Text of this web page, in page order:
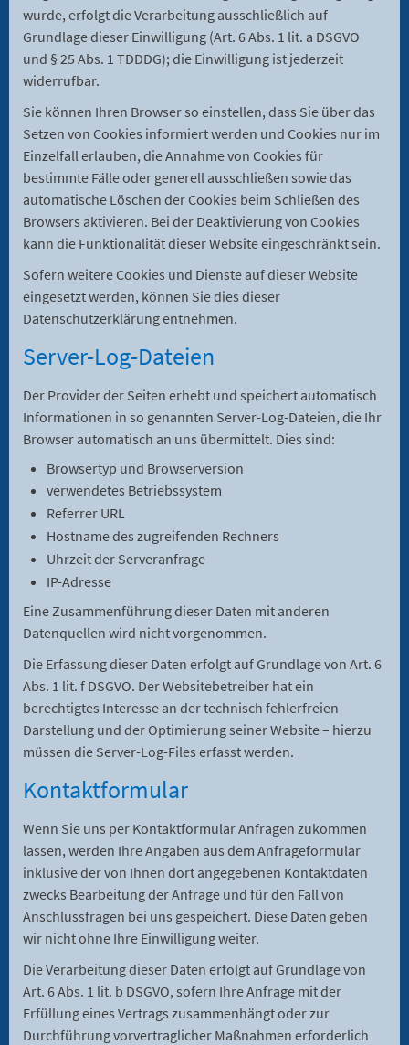
wurde, erfolgt die Verarbeitung ausschließlich auf
Grundlage dieser Einwilligung (Art. 6 Abs. 1 lit. a DSGVO
und § 25 Abs. 1 TDDDG); die Einwilligung ist jederzeit
widerrufbar.
Sie können Ihren Browser so einstellen, dass Sie über das
Setzen von Cookies informiert werden und Cookies nur im
Einzelfall erlauben, die Annahme von Cookies für
bestimmte Fälle oder generell ausschließen sowie das
automatische Löschen der Cookies beim Schließen des
Browsers aktivieren. Bei der Deaktivierung von Cookies
kann die Funktionalität dieser Website eingeschränkt sein.
Sofern weitere Cookies und Dienste auf dieser Website
eingesetzt werden, können Sie dies dieser
Datenschutzerklärung entnehmen.
Server-Log-Dateien
Der Provider der Seiten erhebt und speichert automatisch
Informationen in so genannten Server-Log-Dateien, die Ihr
Browser automatisch an uns übermittelt. Dies sind:
Browsertyp und Browserversion
verwendetes Betriebssystem
Referrer URL
Hostname des zugreifenden Rechners
Uhrzeit der Serveranfrage
IP-Adresse
Eine Zusammenführung dieser Daten mit anderen
Datenquellen wird nicht vorgenommen.
Die Erfassung dieser Daten erfolgt auf Grundlage von Art. 6
Abs. 1 lit. f DSGVO. Der Websitebetreiber hat ein
berechtigtes Interesse an der technisch fehlerfreien
Darstellung und der Optimierung seiner Website – hierzu
müssen die Server-Log-Files erfasst werden.
Kontaktformular
Wenn Sie uns per Kontaktformular Anfragen zukommen
lassen, werden Ihre Angaben aus dem Anfrageformular
inklusive der von Ihnen dort angegebenen Kontaktdaten
zwecks Bearbeitung der Anfrage und für den Fall von
Anschlussfragen bei uns gespeichert. Diese Daten geben
wir nicht ohne Ihre Einwilligung weiter.
Die Verarbeitung dieser Daten erfolgt auf Grundlage von
Art. 6 Abs. 1 lit. b DSGVO, sofern Ihre Anfrage mit der
Erfüllung eines Vertrags zusammenhängt oder zur
Durchführung vorvertraglicher Maßnahmen erforderlich